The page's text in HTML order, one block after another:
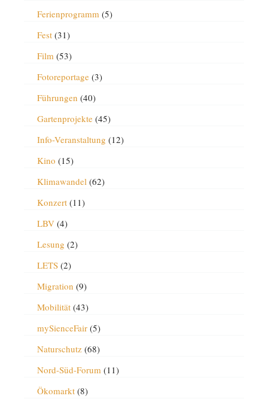
Ferienprogramm(5)
Fest(31)
Film(53)
Fotoreportage(3)
Führungen (40)
Gartenprojekte(45)
Info-Veranstaltung (12)
Kino (15)
Klimawandel(62)
Konzert(11)
LBV(4)
Lesung (2)
LETS(2)
Migration (9)
Mobilität(43)
mySienceFair(5)
Naturschutz(68)
Nord-Süd-Forum(11)
Ökomarkt(8)